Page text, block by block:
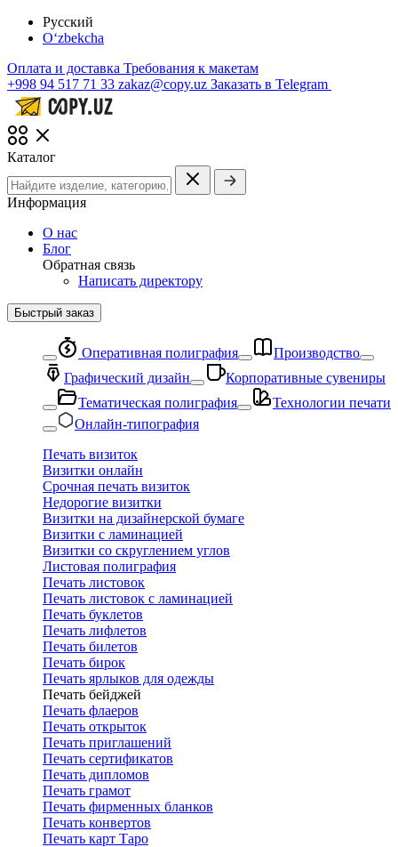
Русский
O‘zbekcha
Оплата и доставка Требования к макетам
+998 94 517 71 33 zakaz@copy.uz Заказать в Telegram
Каталог
Информация
О нас
Блог
Обратная связь
Написать директору
Быстрый заказ
Оперативная полиграфия
Производство
Графический дизайн
Корпоративные сувениры
Тематическая полиграфия
Технологии печати
Онлайн-типография
Печать визиток
Визитки онлайн
Срочная печать визиток
Недорогие визитки
Визитки на дизайнерской бумаге
Визитки с ламинацией
Визитки со скруглением углов
Листовая полиграфия
Печать листовок
Печать листовок с ламинацией
Печать буклетов
Печать лифлетов
Печать билетов
Печать бирок
Печать ярлыков для одежды
Печать бейджей
Печать флаеров
Печать открыток
Печать приглашений
Печать сертификатов
Печать дипломов
Печать грамот
Печать фирменных бланков
Печать конвертов
Печать карт Таро